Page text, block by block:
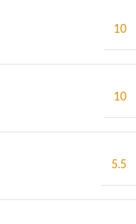
10
10
5.5